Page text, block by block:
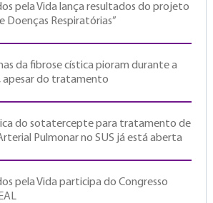
pela Vida lança resultados do projeto
Doenças Respiratórias”
da fibrose cística pioram durante a
apesar do tratamento
do sotatercepte para tratamento de
Pulmonar no SUS já está aberta
pela Vida participa do Congresso